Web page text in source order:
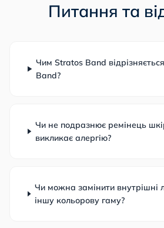
Питання та
Чим Stratos Band
Band?
Чи не подразнює ремінець
викликає алергію?
Чи можна замінити внутрішні
іншу кольорову гаму?